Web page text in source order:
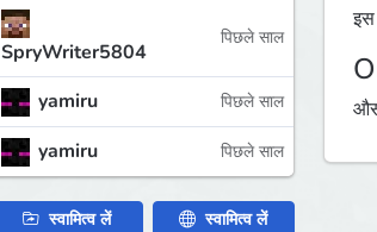
SpryWriter5804
पिछले साल
yamiru पिछले साल
yamiru पिछले साल
स्वामित्व लें
स्वामित्व लें
इस